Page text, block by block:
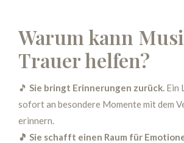
Warum kann
Trauer helfen?
🎵 Sie bringt Erinnerungen zurück. Ein
sofort an besondere Momente mit dem
erinnern.
🎵 Sie schafft einen Raum für